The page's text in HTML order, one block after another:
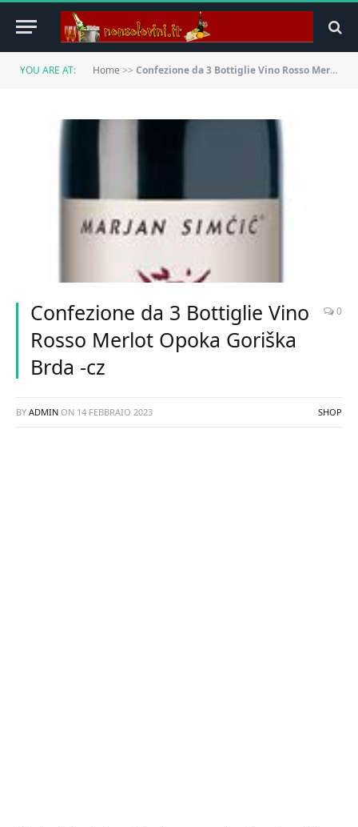
YOU ARE AT: Home >> Confezione da 3 Bottiglie Vino Rosso Merlot Opoka Goriška Brda -cz
Confezione da 3 Bottiglie Vino
Rosso Merlot Opoka Goriška
Brda -cz
0
BY ADMIN ON 14 FEBBRAIO 2023 SHOP